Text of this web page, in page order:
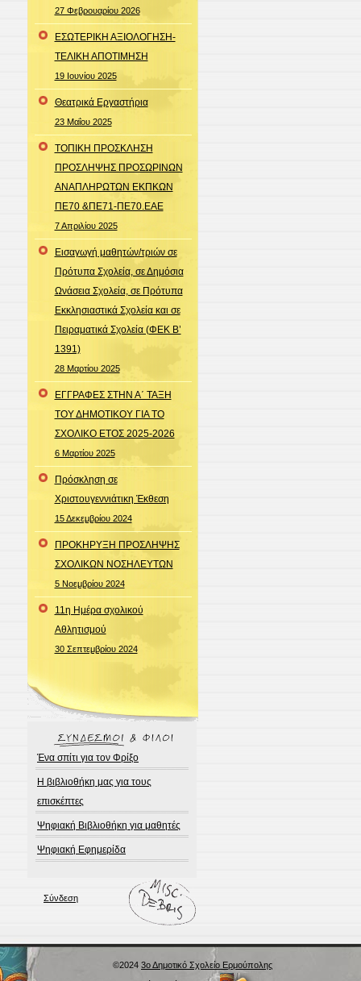
27 Φεβρουαρίου 2026
ΕΣΩΤΕΡΙΚΗ ΑΞΙΟΛΟΓΗΣΗ-
ΤΕΛΙΚΗ ΑΠΟΤΙΜΗΣΗ
19 Ιουνίου 2025
Θεατρικά Εργαστήρια
23 Μαΐου 2025
ΤΟΠΙΚΗ ΠΡΟΣΚΛΗΣΗ
ΠΡΟΣΛΗΨΗΣ ΠΡΟΣΩΡΙΝΩΝ
ΑΝΑΠΛΗΡΩΤΩΝ ΕΚΠΚΩΝ
ΠΕ70 &ΠΕ71-ΠΕ70.ΕΑΕ
7 Απριλίου 2025
Εισαγωγή μαθητών/τριών σε
Πρότυπα Σχολεία, σε Δημόσια
Ωνάσεια Σχολεία, σε Πρότυπα
Εκκλησιαστικά Σχολεία και σε
Πειραματικά Σχολεία (ΦΕΚ Β’
1391)
28 Μαρτίου 2025
ΕΓΓΡΑΦΕΣ ΣΤΗΝ Α΄ ΤΑΞΗ
ΤΟΥ ΔΗΜΟΤΙΚΟΥ ΓΙΑ ΤΟ
ΣΧΟΛΙΚΟ ΕΤΟΣ 2025-2026
6 Μαρτίου 2025
Πρόσκληση σε
Χριστουγεννιάτικη Έκθεση
15 Δεκεμβρίου 2024
ΠΡΟΚΗΡΥΞΗ ΠΡΟΣΛΗΨΗΣ
ΣΧΟΛΙΚΩΝ ΝΟΣΗΛΕΥΤΩΝ
5 Νοεμβρίου 2024
11η Ημέρα σχολικού
Αθλητισμού
30 Σεπτεμβρίου 2024
Ένα σπίτι για τον Φρίξο
Η βιβλιοθήκη μας για τους
επισκέπτες
Ψηφιακή Βιβλιοθήκη για μαθητές
Ψηφιακή Εφημερίδα
Σύνδεση
©2024 3ο Δημοτικό Σχολείο Ερμούπολης